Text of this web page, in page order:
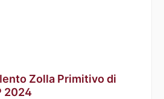
Zolla Primitivo di
2024